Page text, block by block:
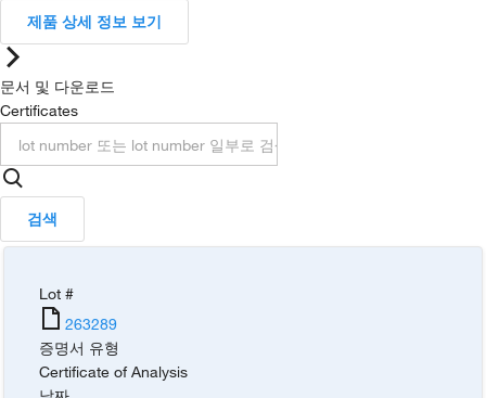
제품 상세 정보 보기
문서 및 다운로드
Certificates
검색
Lot #
263289
증명서 유형
Certificate of Analysis